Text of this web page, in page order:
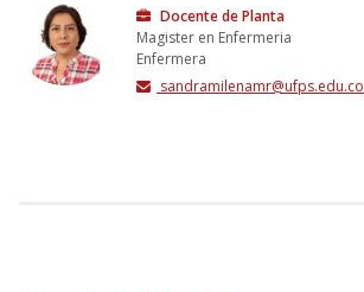
Docente de Planta
Magister en Enfermeria
Enfermera
sandramilenamr@ufps.edu.co